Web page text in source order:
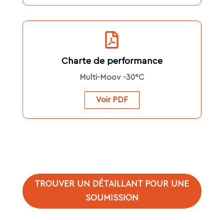
Charte de performance
Multi-Moov -30°C
Voir PDF
TROUVER UN DÉTAILLANT POUR UNE
SOUMISSION